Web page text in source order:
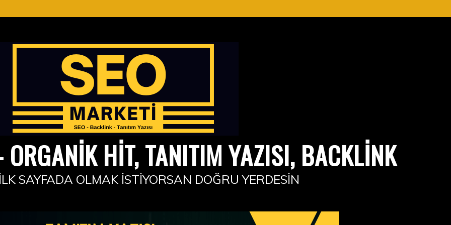
ORGANIK HIT, TANITIM YAZISI, BACKLINK
SAYFADA OLMAK İSTIYORSAN DOĞRU YERDESIN